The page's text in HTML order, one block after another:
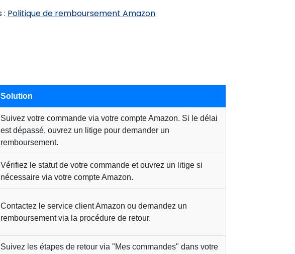
: Politique de remboursement Amazon
Solution
Suivez votre commande via votre compte Amazon. Si le délai
est dépassé, ouvrez un litige pour demander un
remboursement.
Vérifiez le statut de votre commande et ouvrez un litige si
nécessaire via votre compte Amazon.
Contactez le service client Amazon ou demandez un
remboursement via la procédure de retour.
Suivez les étapes de retour via "Mes commandes" dans votre